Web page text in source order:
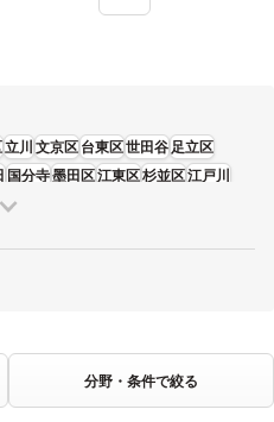
立川文京区台東区世田谷足立区
国分寺墨田区江東区杉並区江戸川
日野
分野・条件で絞る